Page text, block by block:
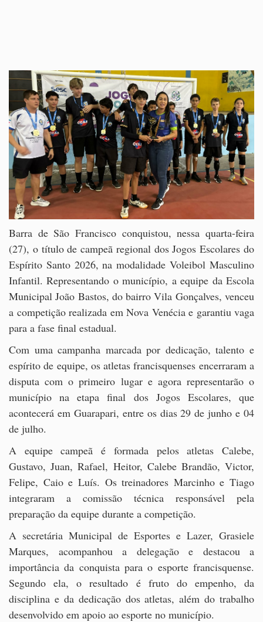
Barra de São Francisco conquistou, nessa quarta-feira
(27), o título de campeã regional dos Jogos Escolares do
Espírito Santo 2026, na modalidade Voleibol Masculino
Infantil. Representando o município, a equipe da Escola
Municipal João Bastos, do bairro Vila Gonçalves, venceu
a competição realizada em Nova Venécia e garantiu vaga
para a fase final estadual.
Com uma campanha marcada por dedicação, talento e
espírito de equipe, os atletas francisquenses encerraram a
disputa com o primeiro lugar e agora representarão o
município na etapa final dos Jogos Escolares, que
acontecerá em Guarapari, entre os dias 29 de junho e 04
de julho.
A equipe campeã é formada pelos atletas Calebe,
Gustavo, Juan, Rafael, Heitor, Calebe Brandão, Victor,
Felipe, Caio e Luís. Os treinadores Marcinho e Tiago
integraram a comissão técnica responsável pela
preparação da equipe durante a competição.
A secretária Municipal de Esportes e Lazer, Grasiele
Marques, acompanhou a delegação e destacou a
importância da conquista para o esporte francisquense.
Segundo ela, o resultado é fruto do empenho, da
disciplina e da dedicação dos atletas, além do trabalho
desenvolvido em apoio ao esporte no município.